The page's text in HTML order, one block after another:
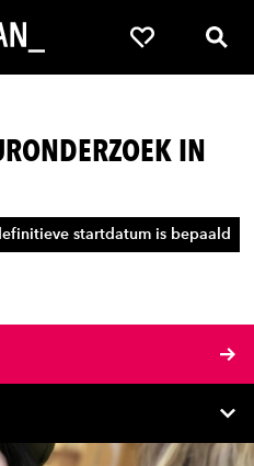
Favorieten
IN
startdatum is bepaald